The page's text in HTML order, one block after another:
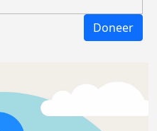
Doneer